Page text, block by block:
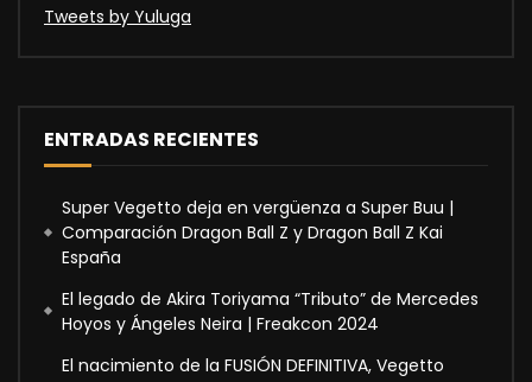
Tweets by Yuluga
ENTRADAS RECIENTES
Super Vegetto deja en vergüenza a Super Buu |
Comparación Dragon Ball Z y Dragon Ball Z Kai
España
El legado de Akira Toriyama “Tributo” de Mercedes
Hoyos y Ángeles Neira | Freakcon 2024
El nacimiento de la FUSIÓN DEFINITIVA, Vegetto